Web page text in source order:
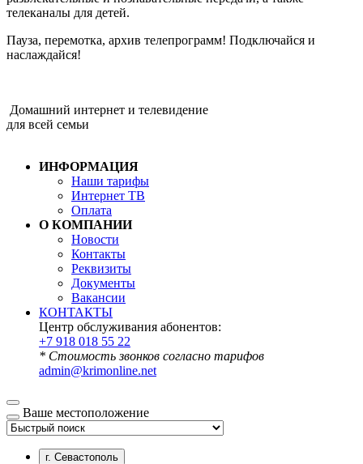
телеканалы для детей.
Пауза, перемотка, архив телепрограмм! Подключайся и
наслаждайся!
Домашний интернет и телевидение
для всей семьи
ИНФОРМАЦИЯ
Наши тарифы
Интернет ТВ
Оплата
О КОМПАНИИ
Новости
Контакты
Реквизиты
Документы
Вакансии
КОНТАКТЫ
Центр обслуживания абонентов:
+7 918 018 55 22
* Стоимость звонков согласно тарифов
admin@krimonline.net
Ваше местоположение
г. Севастополь